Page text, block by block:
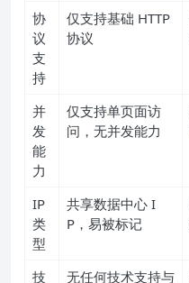
协
议
支
持
仅支持基础 HTTP
协议
并
发
能
力
仅支持单页面访
问，无并发能力
IP
类
型
共享数据中心 I
P，易被标记
技 无任何技术支持与